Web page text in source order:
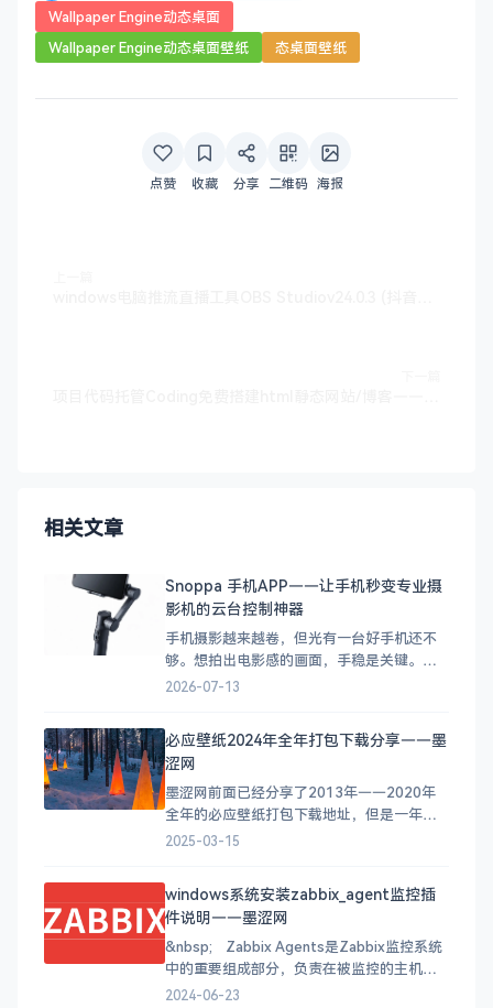
Wallpaper Engine动态桌面
Wallpaper Engine动态桌面壁纸
态桌面壁纸
点赞 收藏 分享 二维码 海报
相关文章
Snoppa 手机APP——让手机秒变专业摄
影机的云台控制神器
手机摄影越来越卷，但光有一台好手机还不
够。想拍出电影感的画面，手稳是关键。于
是各种手机云台（稳定器）应运而生，而
款手机 APP，它们分别服务于不同类型的设
备，但都有一个共同目标：让你的手机秒变
专业摄
2026-07-13
必应壁纸2024年全年打包下载分享——墨
涩网
墨涩网前面已经分享了2013年——2020年
全年的必应壁纸打包下载地址，但是一年更
新一次似乎太慢了，那么接下里我会在墨涩
你可以把打包下载的必应美图作成幻灯片桌
面，工作之余可以享受桌面的美图。方法请
参考（Windows
2025-03-15
windows系统安装zabbix_agent监控插
件说明——墨涩网
&nbsp; Zabbix Agents是Zabbix监控系统
中的重要组成部分，负责在被监控的主机上
收集性能和状态数据，并将这些数据发送给
2024-06-23